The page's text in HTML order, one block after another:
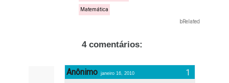
Matemática
bRelated
4 comentários:
Anônimo janeiro 16, 2010